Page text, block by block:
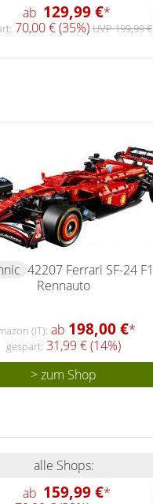
ab 129,99 €*
70,00 € (35%) UVP 199,99 €
42207 Ferrari SF-24 F1
Rennauto
(IT): ab 198,00 €*
gespart: 31,99 € (14%)
> zum Shop
alle Shops:
ab 159,99 €*